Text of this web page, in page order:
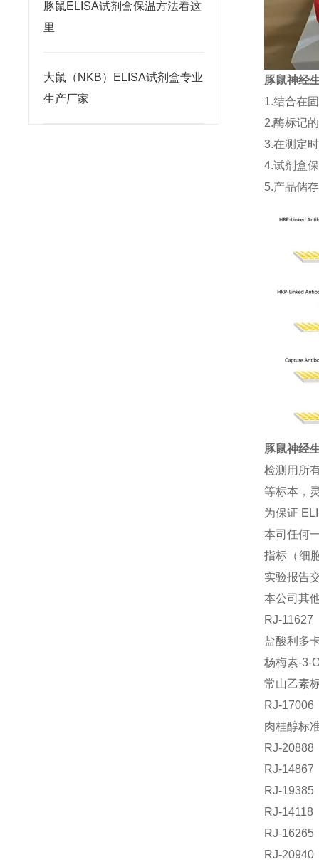
豚鼠ELISA试剂盒保温方法看这
里
大鼠（NKB）ELISA试剂盒专业
生产厂家
豚鼠神经
1.结合在
2.酶标记
3.在测定
4.试剂盒
5.产品储
豚鼠神经
检测用所
等标本，
为保证
本司任何
指标（细
实验报告
本公司其
RJ-
盐酸利多
杨梅素-3-
常山乙素
RJ-
肉桂醇标
RJ-
RJ-
RJ-
RJ-
RJ-
RJ-